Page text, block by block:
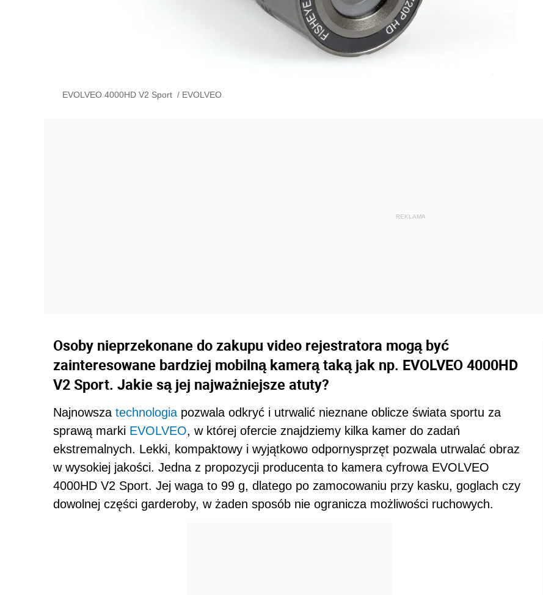
EVOLVEO 4000HD V2 Sport / EVOLVEO
Osoby nieprzekonane do zakupu video rejestratora mogą być
zainteresowane bardziej mobilną kamerą taką jak np. EVOLVEO 4000HD
V2 Sport. Jakie są jej najważniejsze atuty?
Najnowsza technologiapozwala odkryć i utrwalić nieznane oblicze świata sportu za
sprawą marki EVOLVEO, w której ofercie znajdziemy kilka kamer do zadań
ekstremalnych. Lekki, kompaktowy i wyjątkowo odpornysprzęt pozwala utrwalać obraz
w wysokiej jakości. Jedna z propozycji producenta to kamera cyfrowa EVOLVEO
4000HD V2 Sport. Jej waga to 99 g, dlatego po zamocowaniu przy kasku, goglach czy
dowolnej części garderoby, w żaden sposób nie ogranicza możliwości ruchowych.